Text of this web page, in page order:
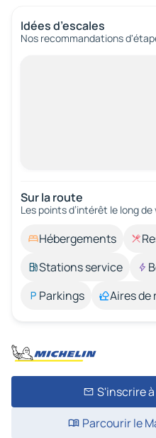
Idées d’escales
Nos recommandations
Sur la route
Les points d’intérêt le long
Hébergements
Stations service
Parkings
Aires de
S'inscrire
Parcourir le